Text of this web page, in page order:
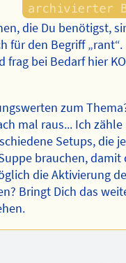
die Du benötigst,
für den Begriff „rant“.
frag bei Bedarf hier
zum
mal raus... Ich
Setups, die
brauchen, damit
die Aktivierung
Bringt Dich das